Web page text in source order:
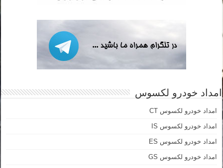
امداد خودرو لکسوس
امداد خودرو لکسوس CT
امداد خودرو لکسوس IS
امداد خودرو لکسوس ES
امداد خودرو لکسوس GS